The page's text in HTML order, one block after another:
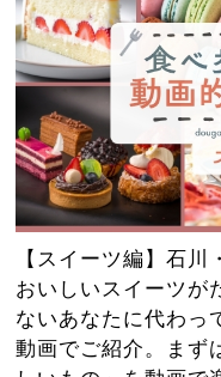
【スイーツ編】石川
おいしいスイーツが
ないあなたに代わっ
動画でご紹介。まず